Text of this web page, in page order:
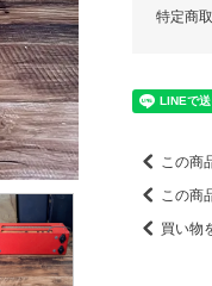
特定商
この商
この商
買い物